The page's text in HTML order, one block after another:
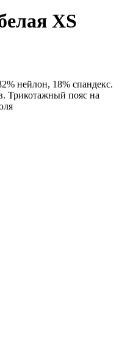
XS
нейлон, 18% спандекс.
Трикотажный пояс на